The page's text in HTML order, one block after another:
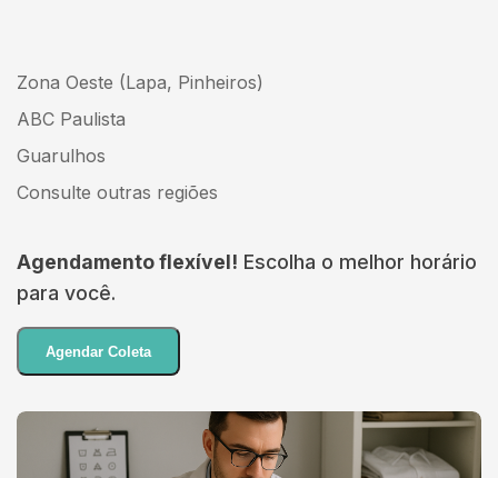
Zona Oeste (Lapa, Pinheiros)
ABC Paulista
Guarulhos
Consulte outras regiões
Agendamento flexível! Escolha o melhor horário
para você.
Agendar Coleta